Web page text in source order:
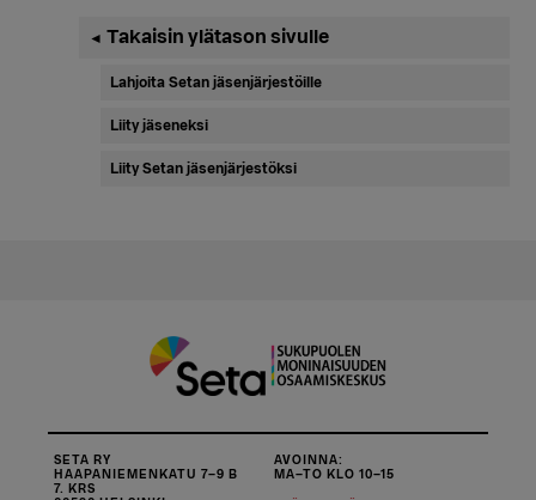
Ensisijainen
sivupalkki
◄ Takaisin ylätason sivulle
Lahjoita Setan jäsenjärjestöille
Liity jäseneksi
Liity Setan jäsenjärjestöksi
SETA RY
HAAPANIEMENKATU 7–9 B
7. KRS
AVOINNA:
MA–TO KLO 10–15